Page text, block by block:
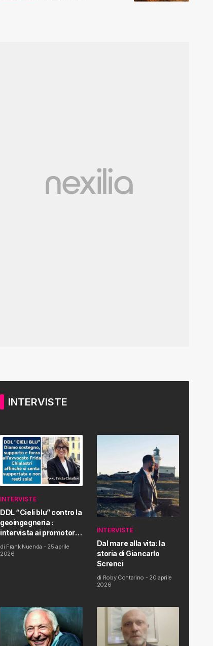
INTERVISTE
INTERVISTE
DDL “Cieli blu” contro la
geoingegneria :
intervista ai promotori
della tematica e della
Proposta di Legge
di Frank Nuenda - 25 aprile
2026
INTERVISTE
Dal mare alla vita: la
storia di Giancarlo
Screnci
di Roby Contarino - 20 aprile
2026